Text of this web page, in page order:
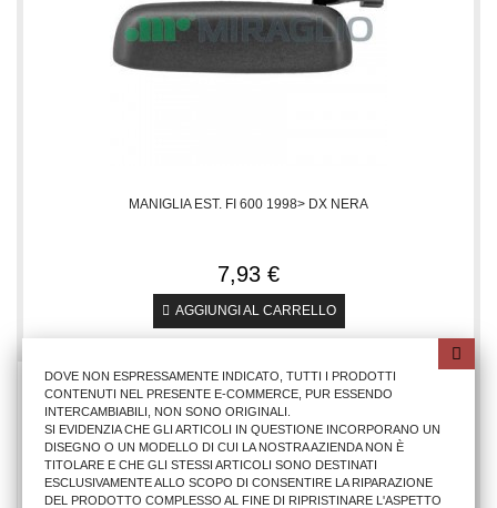
MANIGLIA EST. FI 600 1998> DX NERA
7,93 €
AGGIUNGI AL CARRELLO
DOVE NON ESPRESSAMENTE INDICATO, TUTTI I PRODOTTI
CONTENUTI NEL PRESENTE E-COMMERCE, PUR ESSENDO
INTERCAMBIABILI, NON SONO ORIGINALI.
SI EVIDENZIA CHE GLI ARTICOLI IN QUESTIONE INCORPORANO UN
DISEGNO O UN MODELLO DI CUI LA NOSTRA AZIENDA NON È
TITOLARE E CHE GLI STESSI ARTICOLI SONO DESTINATI
ESCLUSIVAMENTE ALLO SCOPO DI CONSENTIRE LA RIPARAZIONE
DEL PRODOTTO COMPLESSO AL FINE DI RIPRISTINARE L'ASPETTO